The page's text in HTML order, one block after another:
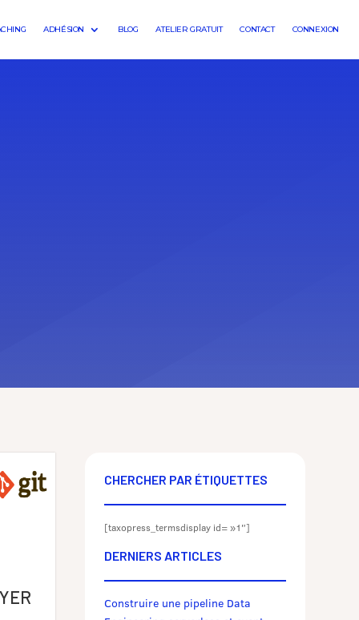
ADHÉSION BLOG ATELIER GRATUIT CONTACT CONNEXION
CHERCHER PAR ÉTIQUETTES
[taxopress_termsdisplay id= »1″]
DERNIERS ARTICLES
Construire une pipeline Data